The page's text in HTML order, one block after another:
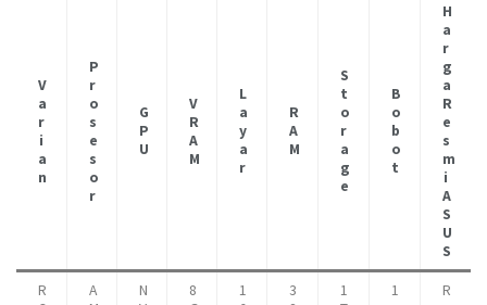
V
a
r
i
a
n
P
r
o
s
e
s
o
r
G
P
U
V
R
A
M
L
a
y
a
r
R
A
M
S
t
o
r
a
g
e
B
o
b
o
t
H
a
r
g
a
R
e
s
m
i
A
S
U
S
R
A
N
8
1
3
1
1
R